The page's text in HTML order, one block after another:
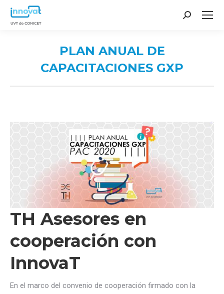
Search:
PLAN ANUAL DE
CAPACITACIONES GXP
TH Asesores en
cooperación con
InnovaT
En el marco del convenio de cooperación firmado con la